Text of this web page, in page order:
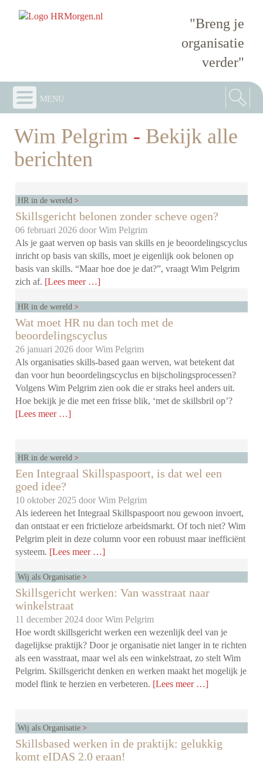
"Breng je
organisatie
verder"
menu
Wim Pelgrim - Bekijk alle
berichten
HR in de wereld
Skillsgericht belonen zonder scheve ogen?
06 februari 2026 doorWim Pelgrim
Als je gaat werven op basis van skills en je beoordelingscyclus
inricht op basis van skills, moet je eigenlijk ook belonen op
basis van skills. “Maar hoe doe je dat?”, vraagt Wim Pelgrim
zich af. [Lees meer …]
HR in de wereld
Wat moet HR nu dan toch met de
beoordelingscyclus
26 januari 2026 doorWim Pelgrim
Als organisaties skills-based gaan werven, wat betekent dat
dan voor hun beoordelingscyclus en bijscholingsprocessen?
Volgens Wim Pelgrim zien ook die er straks heel anders uit.
Hoe bekijk je die met een frisse blik, ‘met de skillsbril op’?
[Lees meer …]
HR in de wereld
Een Integraal Skillspaspoort, is dat wel een
goed idee?
10 oktober 2025 doorWim Pelgrim
Als iedereen het Integraal Skillspaspoort nou gewoon invoert,
dan ontstaat er een frictieloze arbeidsmarkt. Of toch niet? Wim
Pelgrim pleit in deze column voor een robuust maar inefficiënt
systeem. [Lees meer …]
Wij als Organisatie
Skillsgericht werken: Van wasstraat naar
winkelstraat
11 december 2024 doorWim Pelgrim
Hoe wordt skillsgericht werken een wezenlijk deel van je
dagelijkse praktijk? Door je organisatie niet langer in te richten
als een wasstraat, maar wel als een winkelstraat, zo stelt Wim
Pelgrim. Skillsgericht denken en werken maakt het mogelijk je
model flink te herzien en verbeteren. [Lees meer …]
Wij als Organisatie
Skillsbased werken in de praktijk: gelukkig
komt eIDAS 2.0 eraan!